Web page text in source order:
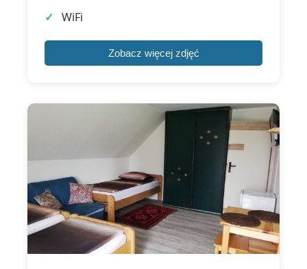
WiFi
Zobacz więcej zdjęć